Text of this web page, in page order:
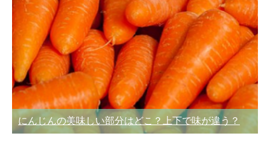
にんじんの美味しい部分はどこ？上下で味が違う？